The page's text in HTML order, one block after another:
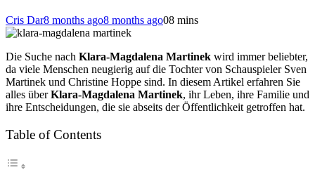
Cris Dar8 months ago8 months ago08 mins
Die Suche nach Klara-Magdalena Martinek wird immer beliebter,
da viele Menschen neugierig auf die Tochter von Schauspieler Sven
Martinek und Christine Hoppe sind. In diesem Artikel erfahren Sie
alles überKlara-Magdalena Martinek, ihr Leben, ihre Familie und
ihre Entscheidungen, die sie abseits der Öffentlichkeit getroffen hat.
Table of Contents